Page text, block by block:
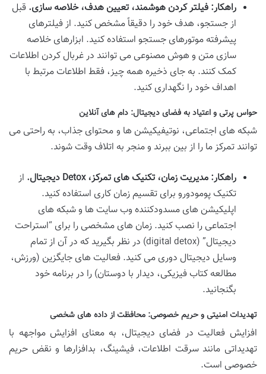
راهکار: فیلتر کردن هوشمند، تعیین هدف، خلاصه سازی. قبل
از جستجو، هدف خود را دقیقاً مشخص کنید. از فیلترهای
پیشرفته موتورهای جستجو استفاده کنید. ابزارهای خلاصه
سازی متن و هوش مصنوعی می توانند در غربال کردن اطلاعات
کمک کنند. به جای ذخیره همه چیز، فقط اطلاعات مرتبط با
اهداف خود را نگهداری کنید.
حواس پرتی و اعتیاد به فضای دیجیتال: دام های آنلاین
شبکه های اجتماعی، نوتیفیکیشن ها و محتوای جذاب، به راحتی می
توانند تمرکز ما را از بین ببرند و منجر به اتلاف وقت شوند.
راهکار: مدیریت زمان، تکنیک های تمرکز، Detox دیجیتال.
از
تکنیک پومودورو برای تقسیم زمان کاری استفاده کنید.
اپلیکیشن های مسدودکننده وب سایت ها و شبکه های
اجتماعی را نصب کنید. زمان های مشخصی را برای “استراحت
دیجیتال” (digital detox) در نظر بگیرید که در آن از تمام
وسایل دیجیتال دوری می کنید. فعالیت های جایگزین (ورزش،
مطالعه کتاب فیزیکی، دیدار با دوستان) را در برنامه خود
بگنجانید.
تهدیدات امنیتی و حریم خصوصی: محافظت از داده های شخصی
افزایش فعالیت در فضای دیجیتال، به معنای افزایش مواجهه با
تهدیداتی مانند سرقت اطلاعات، فیشینگ، بدافزارها و نقض حریم
خصوصی است.